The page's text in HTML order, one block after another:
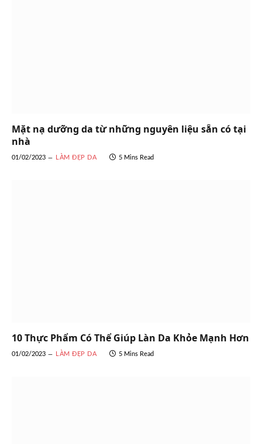
Mặt nạ dưỡng da từ những nguyên liệu sẵn có tại
nhà
01/02/2023 LÀM ĐẸP DA 5 Mins Read
10 Thực Phẩm Có Thể Giúp Làn Da Khỏe Mạnh Hơn
01/02/2023 LÀM ĐẸP DA 5 Mins Read